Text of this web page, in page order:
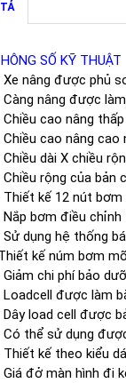
SỐ KỸ THUẬT
Xe nâng được phủ
Càng nâng được
Chiều cao nâng
Chiều cao nâng cao
Chiều dài X chiều
Chiều rộng của bản
Thiết kế 12 nút
Nắp bơm điều
Sử dụng hệ thống
kế núm bơm
Giảm chi phí bảo
Loadcell được làm
Dây load cell được
Có thể sử dụng
Thiết kế theo kiểu
Giá đở màn hình đi